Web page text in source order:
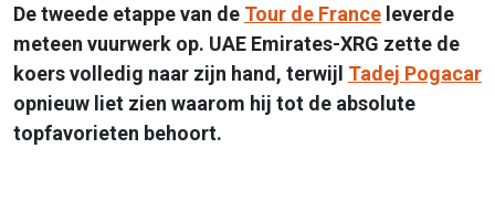
De tweede etappe van de Tour de France leverde
meteen vuurwerk op. UAE Emirates-XRG zette de
koers volledig naar zijn hand, terwijl Tadej Pogacar
opnieuw liet zien waarom hij tot de absolute
topfavorieten behoort.